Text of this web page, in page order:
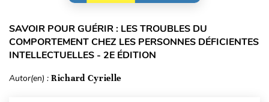
SAVOIR POUR GUÉRIR : LES TROUBLES DU
COMPORTEMENT CHEZ LES PERSONNES DÉFICIENTES
INTELLECTUELLES - 2E ÉDITION
Autor(en) : Richard Cyrielle